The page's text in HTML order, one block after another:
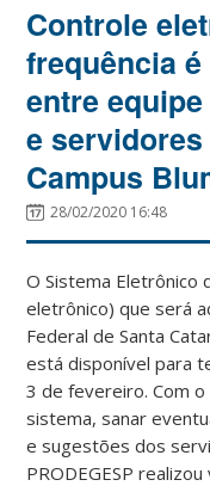
Controle
frequência
entre equipe
e
Campus
28/02/2020 16:48
O Sistema Eletrônico
eletrônico) que será
Federal de Santa
está disponível para
3 de fevereiro. Com
sistema, sanar
e sugestões dos
PRODEGESP